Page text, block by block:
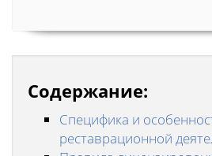
Содержание:
Специфика и
реставрационной